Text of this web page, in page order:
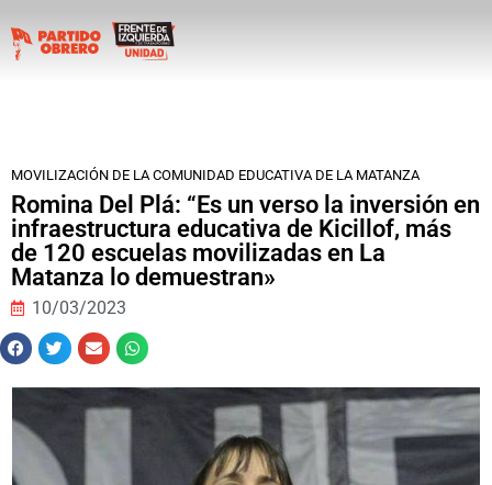
MOVILIZACIÓN DE LA COMUNIDAD EDUCATIVA DE LA MATANZA
Romina Del Plá: “Es un verso la inversión en
infraestructura educativa de Kicillof, más
de 120 escuelas movilizadas en La
Matanza lo demuestran»
10/03/2023